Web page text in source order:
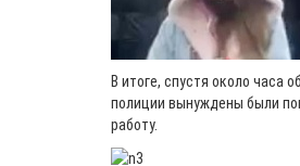
В итоге, спустя около часа
полиции вынуждены были
работу.